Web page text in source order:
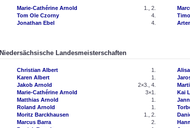
Marie-Cathérine Arnold
1., 2.
Tom Ole Czorny
4.
Jonathan Ebel
4.
Niedersächsische Landesmeisterschaften
Christian Albert
1.
Karen Albert
1.
Jakob Arnold
2×3., 4.
Marie-Cathérine Arnold
3×1.
Matthias Arnold
1.
Roland Arnold
1.
Moritz Barckhausen
1., 2.
Marcus Barra
2.
Kai